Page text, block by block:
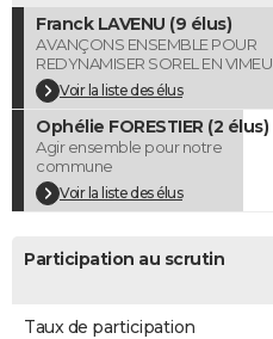
COPAINS D'AVANT
S'inscrire
Se connecter
Lycées
Collèges
Primaires
Universités
Entreprises
Service militaire
Avis de recherche
AVIS DE DÉCÈS
FORUM
Bricolage
Lifestyle
Culture
Sport
Auto
Television
Voyage
Cinema
Franck LAVENU (9 élus)
AVANÇONS ENSEMBLE POUR
REDYNAMISER SOREL EN VIMEU
Voir la liste des élus
Ophélie FORESTIER (2 élus)
Agir ensemble pour notre
commune
Voir la liste des élus
Participation au scrutin
Taux de participation